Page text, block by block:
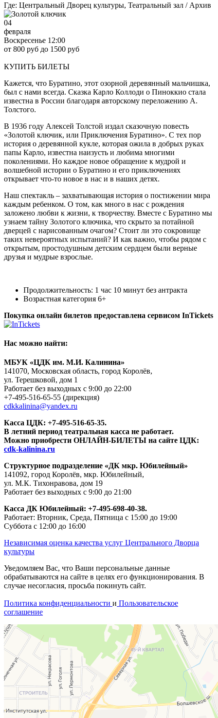
Где: Центральный Дворец культуры, Театральный зал / Архив
04
февраля
Воскресенье 12:00
от 800 руб до 1500 руб
КУПИТЬ БИЛЕТЫ
Кажется, что Буратино, этот озорной деревянный мальчишка,
был с нами всегда. Сказка Карло Коллоди о Пиноккио стала
известна в России благодаря авторскому переложению А.
Толстого.
В 1936 году Алексей Толстой издал сказочную повесть
«Золотой ключик, или Приключения Буратино». С тех пор
история о деревянной кукле, которая ожила в добрых руках
папы Карло, известна наизусть и любима многими
поколениями. Но каждое новое обращение к мудрой и
волшебной истории о Буратино и его приключениях
открывает что-то новое в нас и в наших детях.
Наш спектакль – захватывающая история о постижении мира
каждым ребенком. О том, как много в нас с рождения
заложено любви к жизни, к творчеству. Вместе с Буратино мы
узнаем тайну Золотого ключика, что скрыто за потайной
дверцей с нарисованным очагом? Стоит ли это сокровище
таких невероятных испытаний? И как важно, чтобы рядом с
открытым, простодушным детским сердцем были верные
друзья и мудрые взрослые.
Продолжительность: 1 час 10 минут без антракта
Возрастная категория 6+
Покупка онлайн билетов предоставлена сервисом InTickets
Нас можно найти:
МБУК «ЦДК им. М.И. Калинина»
141070, Московская область, город Королёв,
ул. Терешковой, дом 1
Работает без выходных с 9:00 до 22:00
+7-495-516-65-55 (дирекция)
cdkkalinina@yandex.ru
Касса ЦДК: +7-495-516-65-35.
В летний период театральная касса не работает.
Можно приобрести ОНЛАЙН-БИЛЕТЫ на сайте ЦДК:
cdk-kalinina.ru
Структурное подразделение «ДК мкр. Юбилейный»
141092, город Королёв, мкр. Юбилейный,
ул. М.К. Тихонравова, дом 19
Работает без выходных с 9:00 до 21:00
Касса ДК Юбилейный: +7-495-698-40-38.
Работает: Вторник, Среда, Пятница с 15:00 до 19:00
Суббота с 12:00 до 16:00
Независимая оценка качества услуг Центрального Дворца
культуры
Уведомляем Вас, что Ваши персональные данные
обрабатываются на сайте в целях его функционирования. В
случае несогласия, просьба покинуть сайт.
Политика конфиденциальности и Пользовательское
соглашение